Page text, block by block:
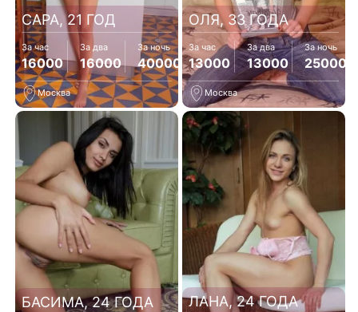
САРА, 21 ГОД
За час
16000
За два
16000
За ночь
40000
Москва
ОЛЯ, 33 ГОДА
За час
13000
За два
13000
За ночь
25000
Москва
БАСИМА, 24 ГОДА ЛАНА, 24 ГОДА